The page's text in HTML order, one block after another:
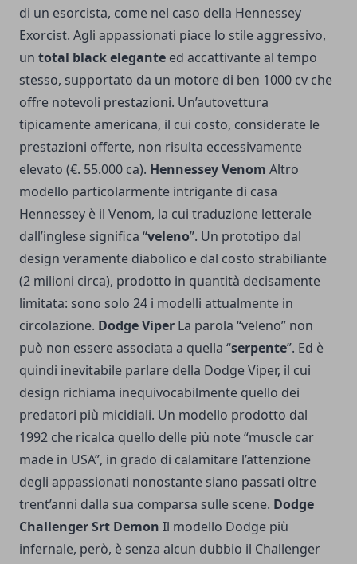
di un esorcista, come nel caso della Hennessey
Exorcist. Agli appassionati piace lo stile aggressivo,
un total black elegante ed accattivante al tempo
stesso, supportato da un motore di ben 1000 cv che
offre notevoli prestazioni. Un’autovettura
tipicamente americana, il cui costo, considerate le
prestazioni offerte, non risulta eccessivamente
elevato (€. 55.000 ca). Hennessey Venom Altro
modello particolarmente intrigante di casa
Hennessey è il Venom, la cui traduzione letterale
dall’inglese significa “veleno”. Un prototipo dal
design veramente diabolico e dal costo strabiliante
(2 milioni circa), prodotto in quantità decisamente
limitata: sono solo 24 i modelli attualmente in
circolazione. Dodge Viper La parola “veleno” non
può non essere associata a quella “serpente”. Ed è
quindi inevitabile parlare della Dodge Viper, il cui
design richiama inequivocabilmente quello dei
predatori più micidiali. Un modello prodotto dal
1992 che ricalca quello delle più note “muscle car
made in USA”, in grado di calamitare l’attenzione
degli appassionati nonostante siano passati oltre
trent’anni dalla sua comparsa sulle scene. Dodge
Challenger Srt Demon Il modello Dodge più
infernale, però, è senza alcun dubbio il Challenger